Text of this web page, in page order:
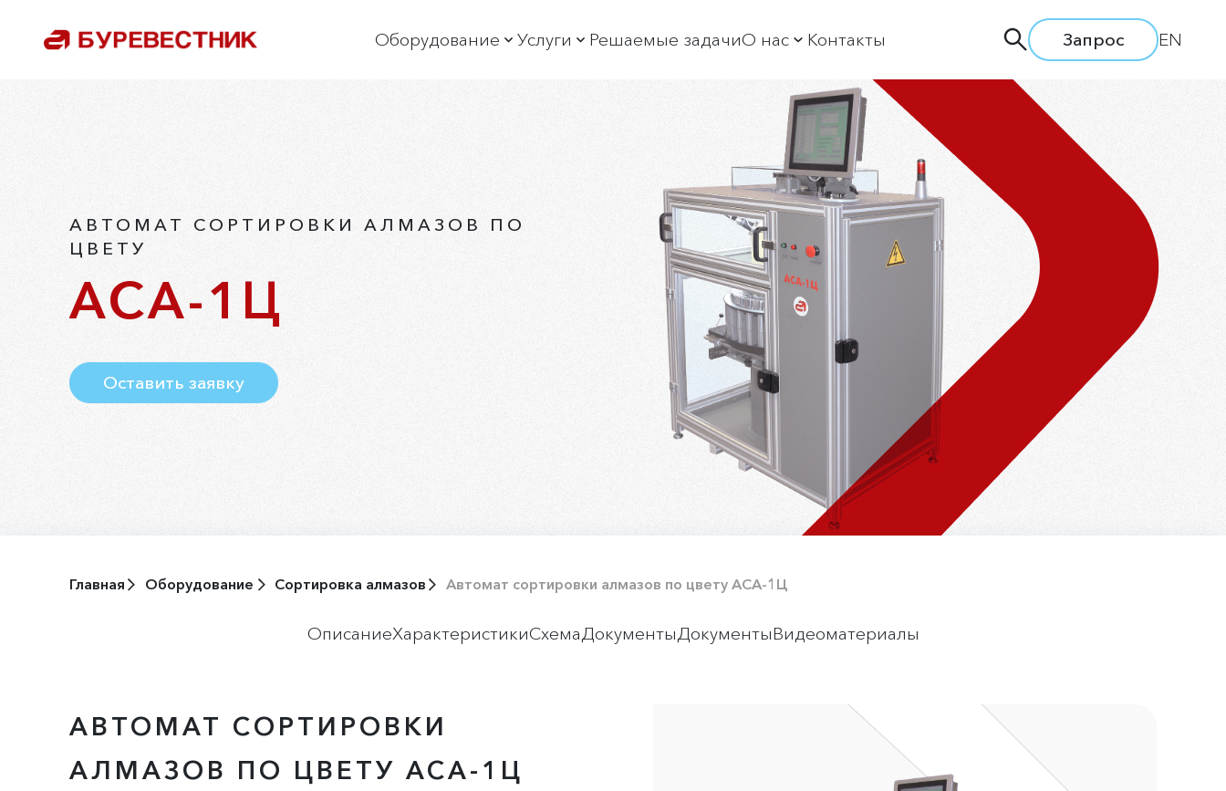
Оборудование
РФА спектрометры и дифрактометры
Потоковые РФА спектрометры и АСАК
Услуги
Постгарантийное обслуживание
Продажа неликвидов
Решаемые задачиО нас
О предприятии
Новости
История
Руководство
Охрана труда
Выставки и семинары
Социальная политика
Вакансии
Раскрытие информации
Горячая линия АЛРОСА
Контакты Запрос EN
АВТОМАТ СОРТИРОВКИ АЛМАЗОВ ПО
ЦВЕТУ
АСА-1Ц
Оставить заявку
Главная Оборудование Сортировка алмазов Автомат сортировки алмазов по цвету АСА-1Ц
ОписаниеХарактеристикиСхемаДокументыДокументыВидеоматериалы
АВТОМАТ СОРТИРОВКИ
АЛМАЗОВ ПО ЦВЕТУ АСА-1Ц